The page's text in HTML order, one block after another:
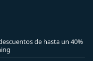
de hasta un 40%